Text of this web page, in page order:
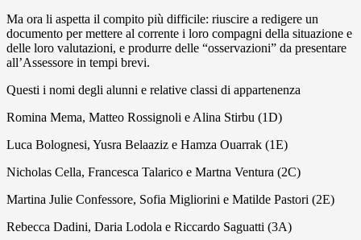
Ma ora li aspetta il compito più difficile: riuscire a redigere un
documento per mettere al corrente i loro compagni della situazione e
delle loro valutazioni, e produrre delle “osservazioni” da presentare
all’Assessore in tempi brevi.
Questi i nomi degli alunni e relative classi di appartenenza
Romina Mema, Matteo Rossignoli e Alina Stirbu (1D)
Luca Bolognesi, Yusra Belaaziz e Hamza Ouarrak (1E)
Nicholas Cella, Francesca Talarico e Martna Ventura (2C)
Martina Julie Confessore, Sofia Migliorini e Matilde Pastori (2E)
Rebecca Dadini, Daria Lodola e Riccardo Saguatti (3A)